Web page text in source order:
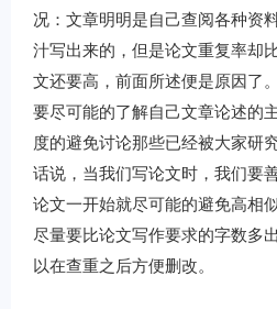
况：文章明明是自己查阅各种资
汁写出来的，但是论文重复率却
文还要高，前面所述便是原因了
要尽可能的了解自己文章论述的
度的避免讨论那些已经被大家研
话说，当我们写论文时，我们要
论文一开始就尽可能的避免高相
尽量要比论文写作要求的字数多
以在查重之后方便删改。